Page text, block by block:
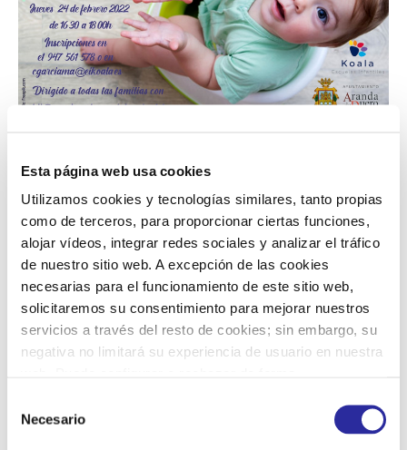
Esta página web usa cookies
Utilizamos cookies y tecnologías similares, tanto propias
como de terceros, para proporcionar ciertas funciones,
alojar vídeos, integrar redes sociales y analizar el tráfico
de nuestro sitio web. A excepción de las cookies
necesarias para el funcionamiento de este sitio web,
solicitaremos su consentimiento para mejorar nuestros
servicios a través del resto de cookies; sin embargo, su
negativa no limitará su experiencia de usuario en nuestra
más información, puede consultar nuestra
Política de
Necesario
Este mes de febrero recuperamos
los talleres gratuitos dirigidos a todas aquellas familias
del Municipio de Aranda de Duero con hijos e hijas en la
primera infancia (0-3 años). Para disfrutar del taller de
una manera segura lo llevaremos a cabo con las
siguientesmedidas higiénico sanitarias:control de aforo,
control de temperatura, uso obligatorio de mascarilla y
distancia de seguridad.
Infantil cuando queremos retirarle el pañal. Pero